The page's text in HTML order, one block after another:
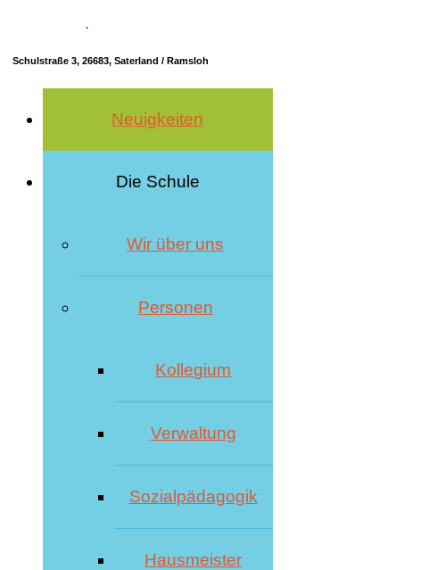
·
Schulstraße 3, 26683, Saterland / Ramsloh
Neuigkeiten
Die Schule
Wir über uns
Personen
Kollegium
Verwaltung
Sozialpädagogik
Hausmeister